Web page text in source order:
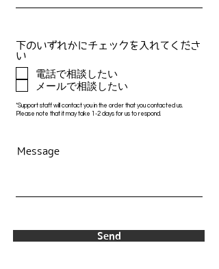
​下のいずれかにチェックを入れてくださ
い
電話で相談したい
メールで相談したい
*Support staff will contact you in the order that you contacted us.
Please note that it may take 1-2 days for us to respond.
Message
Send